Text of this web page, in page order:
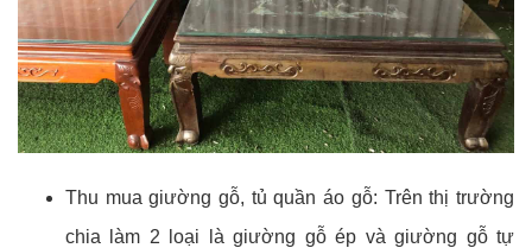
Thu mua giường gỗ, tủ quần áo gỗ: Trên thị trường
chia làm 2 loại là giường gỗ ép và giường gỗ tự